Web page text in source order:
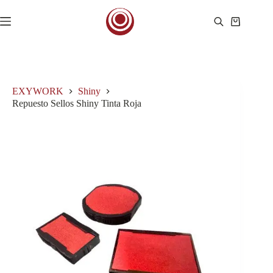
al
contenido
Carro
EXYWORK
Shiny
Repuesto Sellos Shiny Tinta Roja